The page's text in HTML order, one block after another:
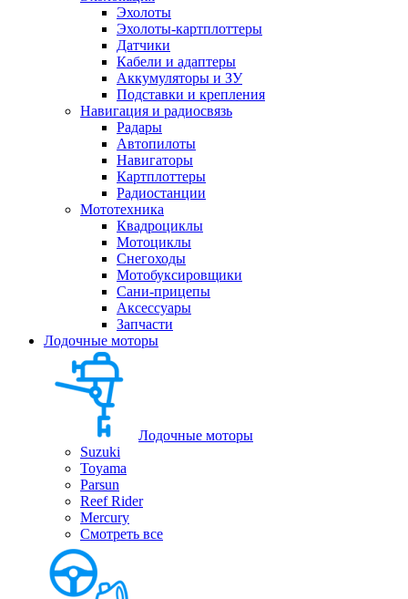
Эхолоты
Эхолоты-картплоттеры
Датчики
Кабели и адаптеры
Аккумуляторы и ЗУ
Подставки и крепления
Навигация и радиосвязь
Радары
Автопилоты
Навигаторы
Картплоттеры
Радиостанции
Мототехника
Квадроциклы
Мотоциклы
Снегоходы
Мотобуксировщики
Сани-прицепы
Аксессуары
Запчасти
Лодочные моторы
Лодочные моторы
Suzuki
Toyama
Parsun
Reef Rider
Mercury
Смотреть все